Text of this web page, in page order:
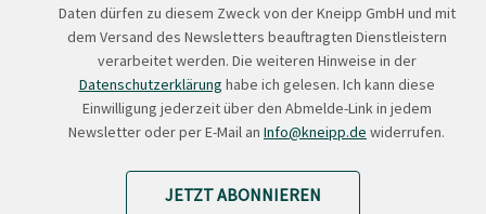
Daten dürfen zu diesem Zweck von der Kneipp GmbH und mit
dem Versand des Newsletters beauftragten Dienstleistern
verarbeitet werden. Die weiteren Hinweise in der
Datenschutzerklärung habe ich gelesen. Ich kann diese
Einwilligung jederzeit über den Abmelde-Link in jedem
Newsletter oder per E-Mail an Info@kneipp.de widerrufen.
JETZT ABONNIEREN